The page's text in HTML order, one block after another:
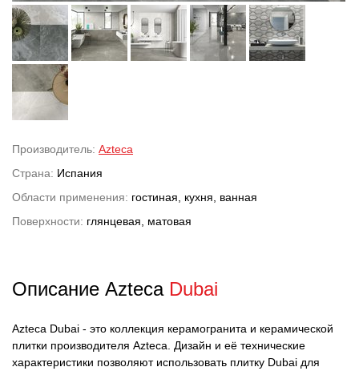
Производитель: Azteca
Страна: Испания
Области применения: гостиная, кухня, ванная
Поверхности: глянцевая, матовая
Описание Azteca Dubai
Azteca Dubai - это коллекция керамогранита и керамической
плитки производителя Azteca. Дизайн и её технические
характеристики позволяют использовать плитку Dubai для